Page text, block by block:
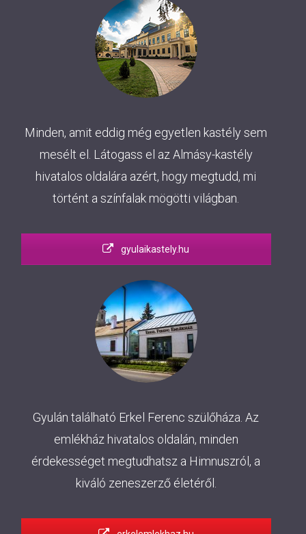
Minden, amit eddig még egyetlen kastély sem
mesélt el. Látogass el az Almásy-kastély
hivatalos oldalára azért, hogy megtudd, mi
történt a színfalak mögötti világban.
gyulaikastely.hu
Gyulán található Erkel Ferenc szülőháza. Az
emlékház hivatalos oldalán, minden
érdekességet megtudhatsz a Himnuszról, a
kiváló zeneszerző életéről.